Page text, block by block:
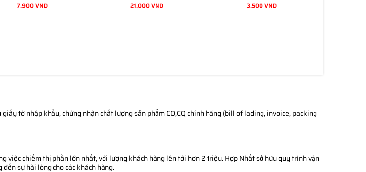
7.900 VND 21.000 VND 3.500 VND
tờ nhập khẩu, chứng nhận chất lượng sản phẩm CO,CQ chính hãng (bill of lading, invoice, packing
việc chiếm thị phần lớn nhất, với lượng khách hàng lên tới hơn 2 triệu. Hợp Nhất sở hữu quy trình vận
sự hài lòng cho các khách hàng.